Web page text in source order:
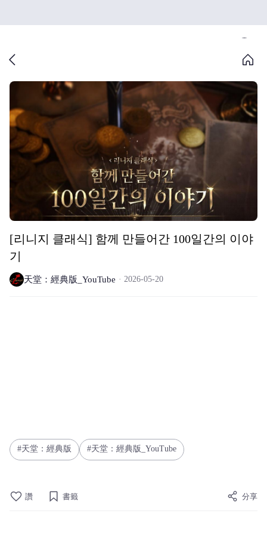
[리니지 클래식] 함께 만들어간 100일간의 이야
기
天堂：經典版_YouTube 2026-05-20
天堂：經典版 天堂：經典版_YouTube
讚 書籤 分享